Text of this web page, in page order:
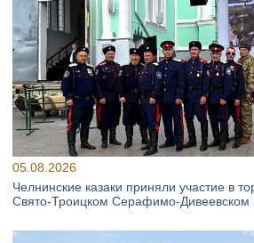
05.08.2026
Челнинские казаки приняли участие в
Свято‑Троицком